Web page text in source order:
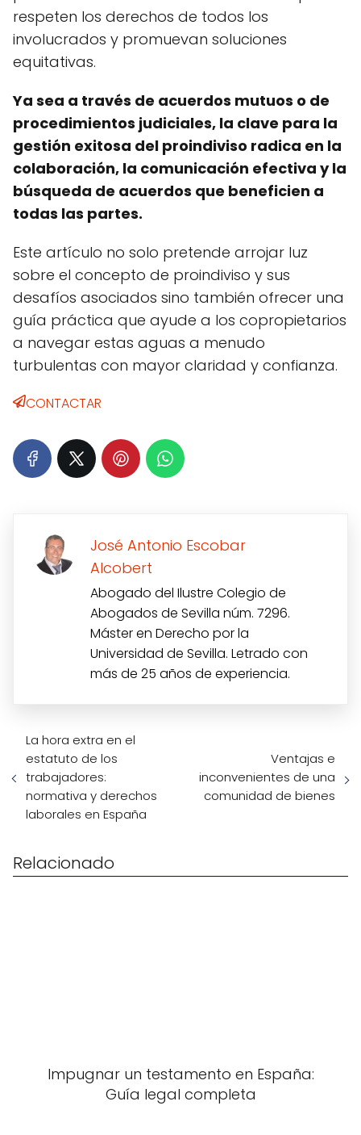
respeten los derechos de todos los
involucrados y promuevan soluciones
equitativas.
Ya sea a través de acuerdos mutuos o de
procedimientos judiciales, la clave para la
gestión exitosa del proindiviso radica en la
colaboración, la comunicación efectiva y la
búsqueda de acuerdos que beneficien a
todas las partes.
Este artículo no solo pretende arrojar luz
sobre el concepto de proindiviso y sus
desafíos asociados sino también ofrecer una
guía práctica que ayude a los copropietarios
a navegar estas aguas a menudo
turbulentas con mayor claridad y confianza.
CONTACTAR
José Antonio Escobar
Alcobert
Abogado del Ilustre Colegio de
Abogados de Sevilla núm. 7296.
Máster en Derecho por la
Universidad de Sevilla. Letrado con
más de 25 años de experiencia.
La hora extra en el
estatuto de los
trabajadores:
normativa y derechos
laborales en España
Ventajas e
inconvenientes de una
comunidad de bienes
Relacionado
Impugnar un testamento en España:
Guía legal completa